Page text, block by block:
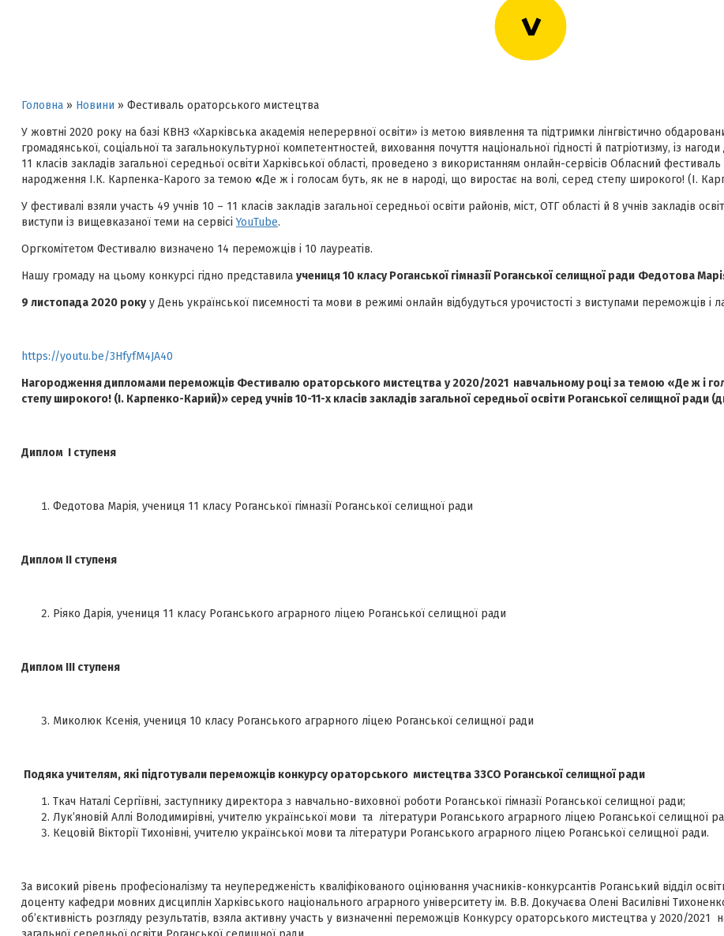
>
Головна» Новини » Фестиваль ораторського мистецтва
У жовтні 2020 року на базі КВНЗ «Харківська академія неперервної освіти» із метою виявлення та підтримки лінгвістично
громадянської, соціальної та загальнокультурної компетентностей, виховання почуття національної гідності й патріотизму, із
11 класів закладів загальної середньої освіти Харківської області, проведено з використанням онлайн-сервісів Обласний
народження І.К. Карпенка-Карого за темою «Де ж і голосам буть, як не в народі, що виростає на волі, серед степу широкого! (І.
У фестивалі взяли участь 49 учнів 10 – 11 класів закладів загальної середньої освіти районів, міст, ОТГ області й 8 учнів закладів
виступи із вищевказаної теми на сервісіYouTube.
Оргкомітетом Фестивалю визначено 14 переможців і 10 лауреатів.
Нашу громаду на цьому конкурсі гідно представила учениця10 класу Роганської гімназії Роганської селищної ради Федотова
9 листопада 2020 рокуу День української писемності та мови в режимі онлайн відбудуться урочистості з виступами переможців
https://youtu.be/3HfyfM4JA40
Нагородження дипломами переможців Фестивалю ораторського мистецтва у 2020/2021 навчальному роціза темою «Де ж і
степу широкого! (І. Карпенко-Карий)» серед учнів 10-11-х класів закладів загальної середньої освіти Роганської селищної ради
Диплом І ступеня
Федотова Марія, учениця 11 класу Роганської гімназії Роганської селищної ради
Диплом ІІ ступеня
Ріяко Дарія, учениця 11 класу Роганського аграрного ліцею Роганської селищної ради
Диплом ІІІ ступеня
Миколюк Ксенія, учениця 10 класу Роганського аграрного ліцею Роганської селищної ради
Подяка учителям, які підготували переможців конкурсу ораторського мистецтваЗЗСО Роганської селищної ради
Ткач Наталі Сергіївні, заступнику директора з навчально-виховної роботи Роганської гімназії Роганської селищної ради;
Лук’яновій Аллі Володимирівні, учителю української мови та літератури Роганського аграрного ліцею Роганської селищної
Кецовій Вікторії Тихонівні, учителю української мови та літератури Роганського аграрного ліцею Роганської селищної ради.
За високий рівень професіоналізму та неупередженість кваліфікованого оцінювання учасників-конкурсантів Роганський відділ
доценту кафедри мовних дисциплін Харківського національного аграрного університету ім. В.В. Докучаєва Олені Василівні
об’єктивність розгляду результатів, взяла активну участь у визначенні переможців Конкурсу ораторського мистецтва у 2020/2021